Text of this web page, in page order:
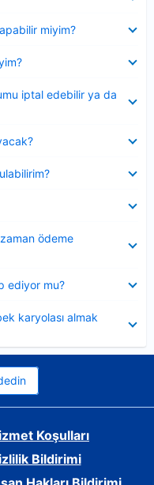
miyim?
iptal edebilir ya da
ödeme
ediyor mu?
karyolası almak
Koşulları
Bildirimi